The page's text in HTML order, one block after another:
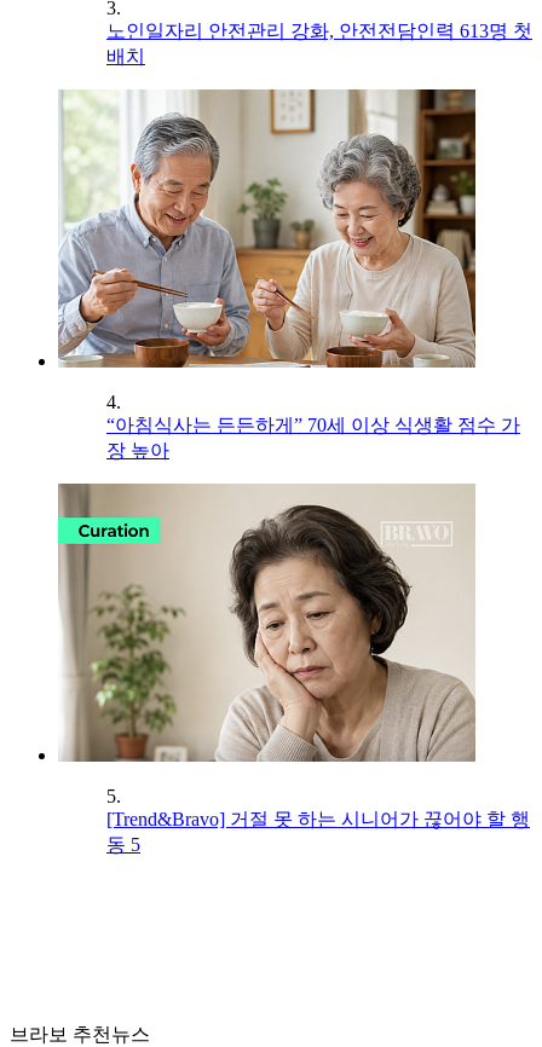
3.
노인일자리 안전관리 강화, 안전전담인력 613명 첫
배치
4.
“아침식사는 든든하게” 70세 이상 식생활 점수 가
장 높아
5.
[Trend&Bravo] 거절 못 하는 시니어가 끊어야 할 행
동 5
브라보 추천뉴스